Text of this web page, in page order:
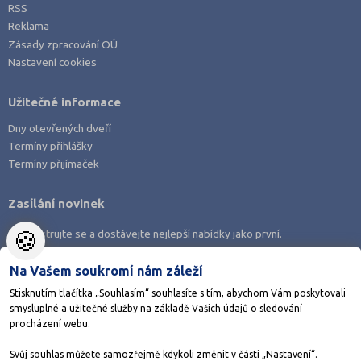
RSS
Reklama
Zásady zpracování OÚ
Nastavení cookies
Stáhněte si aplikaci Adresář škol
Užitečné informace
Dny otevřených dveří
Termíny přihlášky
Termíny přijímaček
Zasílání novinek
Zaregistrujte se a dostávejte nejlepší nabídky jako první.
🍪
Na Vašem soukromí nám záleží
Stisknutím tlačítka „Souhlasím“ souhlasíte s tím, abychom Vám poskytovali
smysluplné a užitečné služby na základě Vašich údajů o sledování
procházení webu.
Svůj souhlas můžete samozřejmě kdykoli změnit v části „Nastavení“.